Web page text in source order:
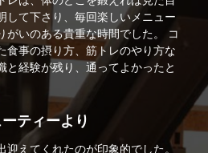
して下さり、毎回楽しいメニュー
がいのある貴重な時間でした。 コ
食事の摂り方、筋トレのやり方な
と経験が残り、通ってよかったと
ティーより
迎えてくれたのが印象的でした。